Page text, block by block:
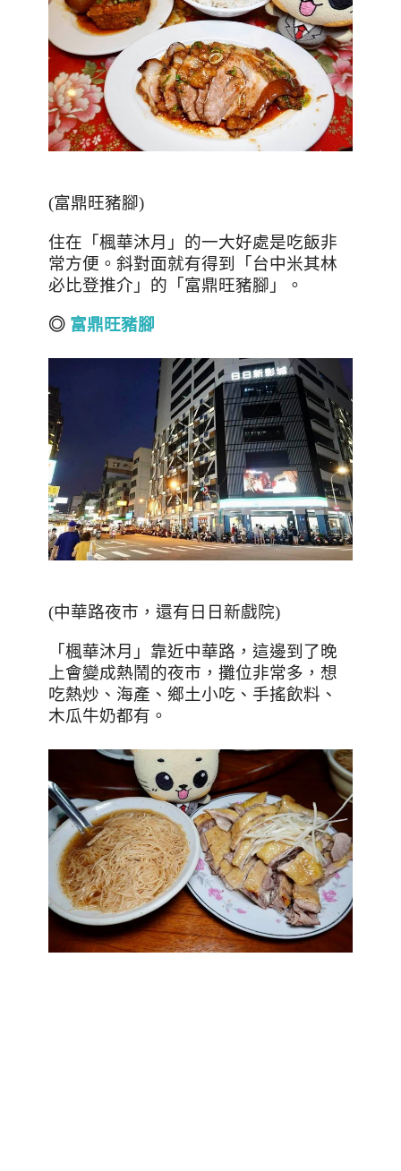
(富鼎旺豬腳)
住在「楓華沐月」的一大好處是吃飯非
常方便。斜對面就有得到「台中米其林
必比登推介」的「富鼎旺豬腳」。
◎ 富鼎旺豬腳
(中華路夜市，還有日日新戲院)
「楓華沐月」靠近中華路，這邊到了晚
上會變成熱鬧的夜市，攤位非常多，想
吃熱炒、海產、鄉土小吃、手搖飲料、
木瓜牛奶都有。